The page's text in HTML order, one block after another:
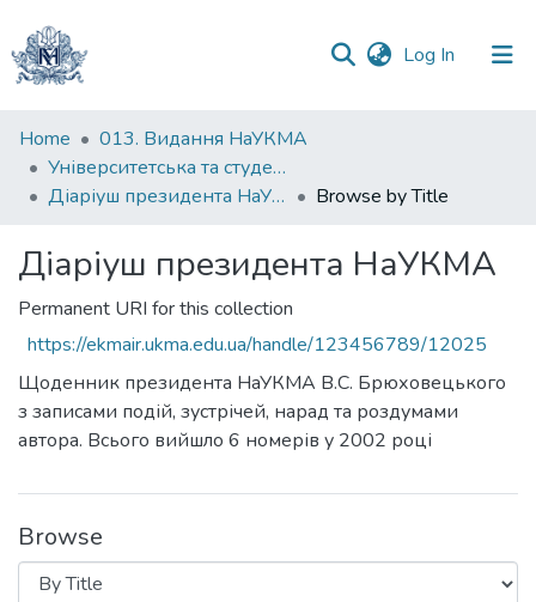
Log In (current)
Communities
&
Collections
Home
013. Видання НаУКМА
Університетська та студентська періодика
Діаріуш президента НаУКМА
Browse by Title
Діаріуш президента НаУКМА
Permanent URI for this collection
https://ekmair.ukma.edu.ua/handle/123456789/12025
Щоденник президента НаУКМА В.С. Брюховецького
з записами подій, зустрічей, нарад та роздумами
автора. Всього вийшло 6 номерів у 2002 році
Browse